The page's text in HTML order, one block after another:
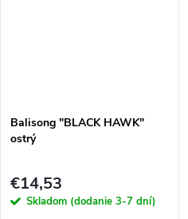
Balisong "BLACK HAWK"
ostrý
€14,53
Skladom (dodanie 3-7 dní)